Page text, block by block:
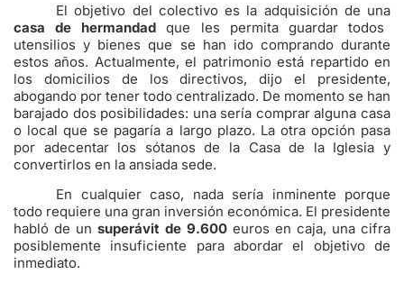
El objetivo del colectivo es la adquisición de una
casa de hermandad que les permita guardar todos
utensilios y bienes que se han ido comprando durante
estos años. Actualmente, el patrimonio está repartido en
los domicilios de los directivos, dijo el presidente,
abogando por tener todo centralizado. De momento se han
barajado dos posibilidades: una sería comprar alguna casa
o local que se pagaría a largo plazo. La otra opción pasa
por adecentar los sótanos de la Casa de la Iglesia y
convertirlos en la ansiada sede.
En cualquier caso, nada sería inminente porque
todo requiere una gran inversión económica. El presidente
habló de un superávit de 9.600 euros en caja, una cifra
posiblemente insuficiente para abordar el objetivo de
inmediato.